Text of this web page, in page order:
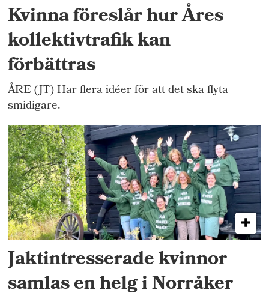
Kvinna föreslår hur Åres
kollektivtrafik kan
förbättras
ÅRE (JT) Har flera idéer för att det ska flyta
smidigare.
Jaktintresserade kvinnor
samlas en helg i Norråker